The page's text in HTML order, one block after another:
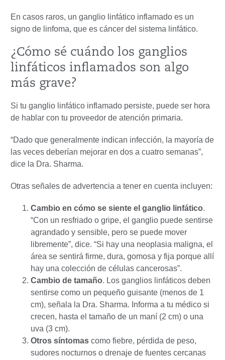
En casos raros, un ganglio linfático inflamado es un
signo de linfoma, que es cáncer del sistema linfático.
¿Cómo sé cuándo los ganglios
linfáticos inflamados son algo
más grave?
Si tu ganglio linfático inflamado persiste, puede ser hora
de hablar con tu proveedor de atención primaria.
“Dado que generalmente indican infección, la mayoría de
las veces deberían mejorar en dos a cuatro semanas”,
dice la Dra. Sharma.
Otras señales de advertencia a tener en cuenta incluyen:
Cambio en cómo se siente el ganglio linfático.
“Con un resfriado o gripe, el ganglio puede sentirse
agrandado y sensible, pero se puede mover
libremente”, dice. “Si hay una neoplasia maligna, el
área se sentirá firme, dura, gomosa y fija porque allí
hay una colección de células cancerosas”.
Cambio de tamaño. Los ganglios linfáticos deben
sentirse como un pequeño guisante (menos de 1
cm), señala la Dra. Sharma. Informa a tu médico si
crecen, hasta el tamaño de un maní (2 cm) o una
uva (3 cm).
Otros síntomas como fiebre, pérdida de peso,
sudores nocturnos o drenaje de fuentes cercanas